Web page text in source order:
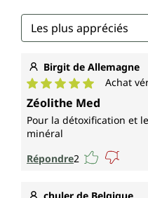
Birgit de Allemagne
Note moyenne de 5 sur
Achat
Zéolithe Med
Pour la détoxification et
minéral
Répondre2